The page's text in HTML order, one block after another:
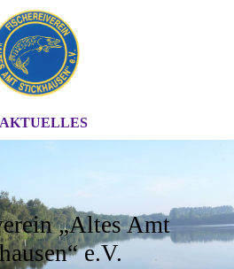
AKTUELLES
„Altes Amt
e.V.